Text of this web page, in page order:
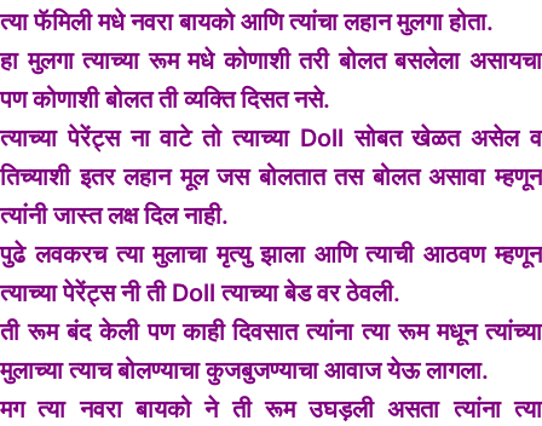
त्या फॅमिली मधे नवरा बायको आणि त्यांचा लहान मुलगा होता.
हा मुलगा त्याच्या रूम मधे कोणाशी तरी बोलत बसलेला असायचा
पण कोणाशी बोलत ती व्यक्ति दिसत नसे.
त्याच्या पेरेंट्स ना वाटे तो त्याच्या Doll सोबत खेळत असेल व
तिच्याशी इतर लहान मूल जस बोलतात तस बोलत असावा म्हणून
त्यांनी जास्त लक्ष दिल नाही.
पुढे लवकरच त्या मुलाचा मृत्यु झाला आणि त्याची आठवण म्हणून
त्याच्या पेरेंट्स नी ती Doll त्याच्या बेड वर ठेवली.
ती रूम बंद केली पण काही दिवसात त्यांना त्या रूम मधून त्यांच्या
मुलाच्या त्याच बोलण्याचा कुजबुजण्याचा आवाज येऊ लागला.
मग त्या नवरा बायको ने ती रूम उघड़ली असता त्यांना त्या